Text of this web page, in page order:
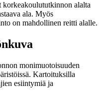
korkeakoulututkinnon alalta
ala. Myös
on mahdollinen reitti alalle.
monimuotoisuuden
Kartoituksilla
esiintymiä ja